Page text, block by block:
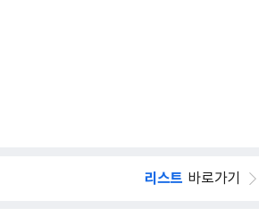
리스트 바로가기